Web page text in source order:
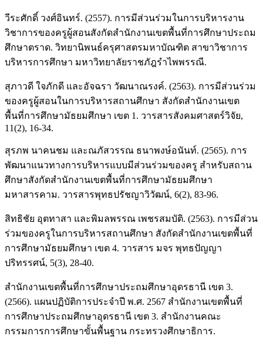
วีระศักดิ์ วงศ์อินทร์. (2557). การมีส่วนร่วมในการบริหารงาน
วิชาการของครูผู้สอนสังกัดสำนักงานเขตพื้นที่การศึกษาประถม
ศึกษาตราด. วิทยานิพนธ์ครุศาสตรมหาบัณฑิต สาขาวิชาการ
บริหารการศึกษา มหาวิทยาลัยราชภัฎรำไพพรรณี.
สุภาวดี ใจภักดี และอัจฉรา วัฒนาณรงค์. (2563). การมีส่วนร่วม
ของครูผู้สอนในการบริหารสถานศึกษา สังกัดสำนักงานเขต
พื้นที่การศึกษามัธยมศึกษา เขต 1. วารสารสังคมศาสตร์วิจัย,
11(2), 16-34.
สุรภพ นาคนชม และณภัสวรรณ ธนาพงษ์อนันท์. (2565). การ
พัฒนาแนวทางการบริหารแบบมีส่วนร่วมของครู สำหรับสถาน
ศึกษาสังกัดสำนักงานเขตพื้นที่การศึกษามัธยมศึกษา
มหาสารคาม. วารสารพุทธปรัชญาวิวัฒน์, 6(2), 83-96.
สิทธิชัย อุตทาสา และพิมลพรรณ เพชรสมบัติ. (2563). การมีส่วน
ร่วมของครูในการบริหารสถานศึกษา สังกัดสำนักงานเขตพื้นที่
การศึกษามัธยมศึกษา เขต 4. วารสาร มจร พุทธปัญญา
ปริทรรศน์, 5(3), 28-40.
สำนักงานเขตพื้นที่การศึกษาประถมศึกษาอุดรธานี เขต 3.
(2566). แผนปฏิบัติการประจำปี พ.ศ. 2567 สำนักงานเขตพื้นที่
การศึกษาประถมศึกษาอุดรธานี เขต 3. สำนักงานคณะ
กรรมการการศึกษาขั้นพื้นฐาน กระทรวงศึกษาธิการ.